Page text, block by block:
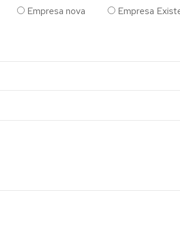
Empresa nova
Empresa